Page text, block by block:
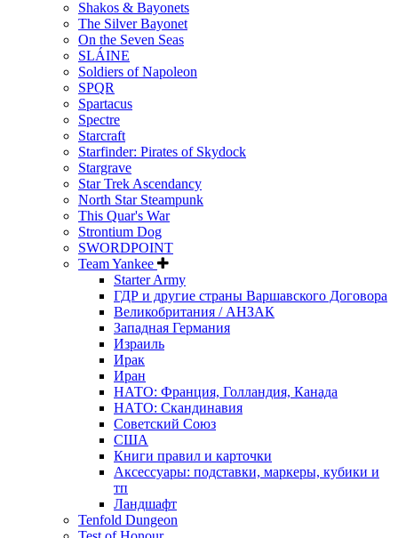
Shakos & Bayonets
The Silver Bayonet
On the Seven Seas
SLÁINE
Soldiers of Napoleon
SPQR
Spartacus
Spectre
Starcraft
Starfinder: Pirates of Skydock
Stargrave
Star Trek Ascendancy
North Star Steampunk
This Quar's War
Strontium Dog
SWORDPOINT
Team Yankee
Starter Army
ГДР и другие страны Варшавского Договора
Великобритания / АНЗАК
Западная Германия
Израиль
Ирак
Иран
НАТО: Франция, Голландия, Канада
НАТО: Скандинавия
Советский Союз
США
Книги правил и карточки
Аксессуары: подставки, маркеры, кубики и
тп
Ландшафт
Tenfold Dungeon